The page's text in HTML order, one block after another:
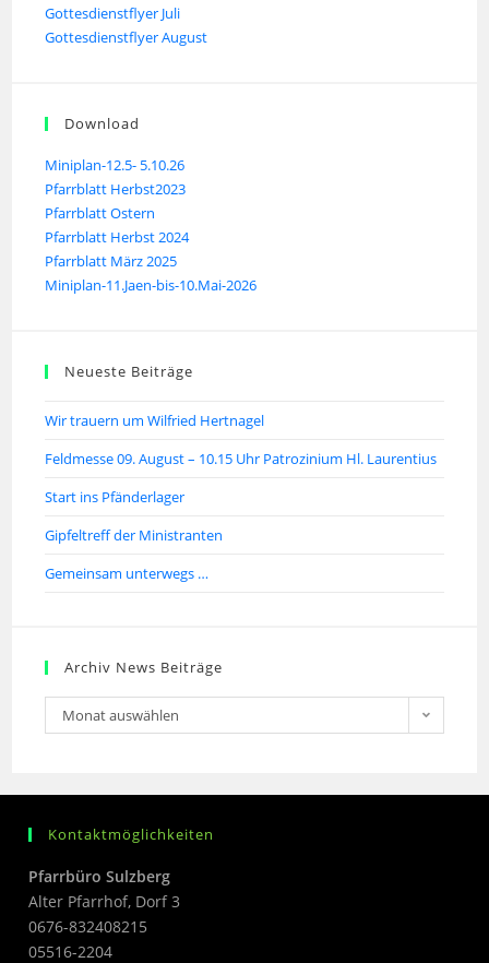
Gottesdienstflyer Juli
Gottesdienstflyer August
Download
Miniplan-12.5- 5.10.26
Pfarrblatt Herbst2023
Pfarrblatt Ostern
Pfarrblatt Herbst 2024
Pfarrblatt März 2025
Miniplan-11.Jaen-bis-10.Mai-2026
Neueste Beiträge
Wir trauern um Wilfried Hertnagel
Feldmesse 09. August – 10.15 Uhr Patrozinium Hl. Laurentius
Start ins Pfänderlager
Gipfeltreff der Ministranten
Gemeinsam unterwegs …
Archiv News Beiträge
Monat auswählen
Kontaktmöglichkeiten
Pfarrbüro Sulzberg
Alter Pfarrhof, Dorf 3
0676-832408215
05516-2204